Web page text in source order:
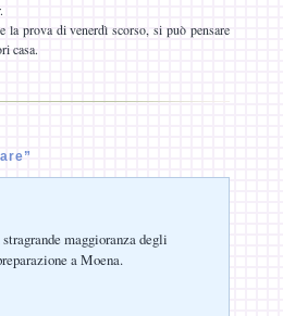
la prova di venerdì scorso, si può pensare
casa.
maggioranza degli
a Moena.